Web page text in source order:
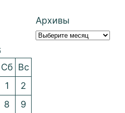
Архивы
Сб Вс
1
2
8
9